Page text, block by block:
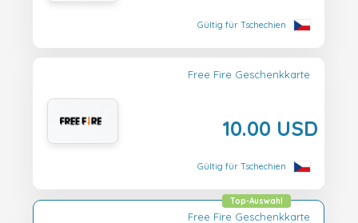
Gültig für Tschechien
Free Fire Geschenkkarte
10.00 USD
Gültig für Tschechien
Free Fire Geschenkkarte
Top-Auswahl